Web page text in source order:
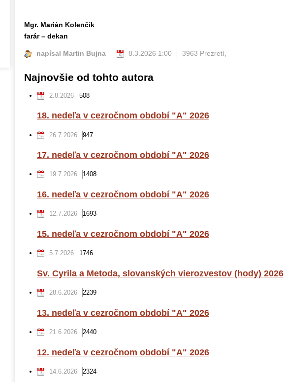
Mgr. Marián Kolenčík
farár – dekan
napísal Martin Bujna 8.3.2026 1:00 3963 Prezretí,
Najnovšie od tohto autora
2.8.2026 508
18. nedeľa v cezročnom období "A" 2026
26.7.2026 947
17. nedeľa v cezročnom období "A" 2026
19.7.2026 1408
16. nedeľa v cezročnom období "A" 2026
12.7.2026 1693
15. nedeľa v cezročnom období "A" 2026
5.7.2026 1746
Sv. Cyrila a Metoda, slovanských vierozvestov (hody) 2026
28.6.2026 2239
13. nedeľa v cezročnom období "A" 2026
21.6.2026 2440
12. nedeľa v cezročnom období "A" 2026
14.6.2026 2324